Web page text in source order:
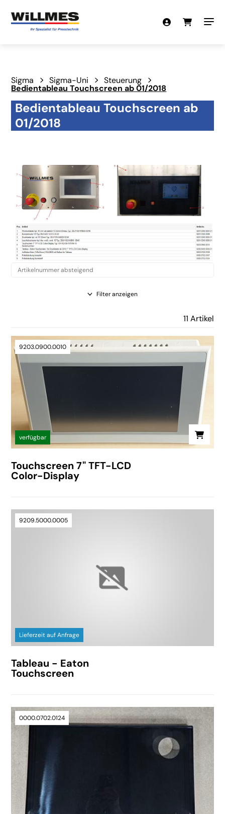
Sigma Sigma-Uni Steuerung
Bedientableau Touchscreen ab 01/2018
Bedientableau Touchscreen ab
01/2018
Filter anzeigen
11 Artikel
9203.0900.0010
verfügbar
Touchscreen 7" TFT-LCD
Color-Display
9209.5000.0005
Lieferzeit auf Anfrage
Tableau - Eaton
Touchscreen
0000.0702.0124